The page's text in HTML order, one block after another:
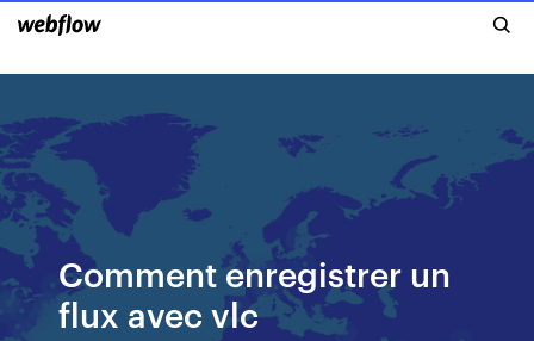
Comment enregistrer un
flux avec vlc